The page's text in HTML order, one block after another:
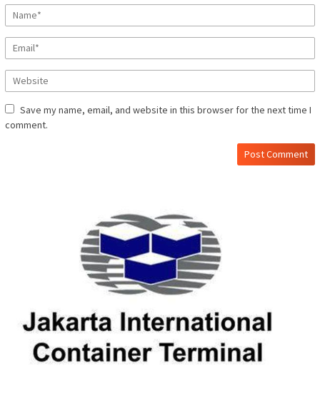
Save my name, email, and website in this browser for the next time I
comment.